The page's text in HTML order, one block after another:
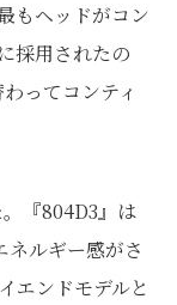
もヘッドがコン
採用されたの
ってコンティ
『804D3』は
ルギー感がさ
エンドモデルと